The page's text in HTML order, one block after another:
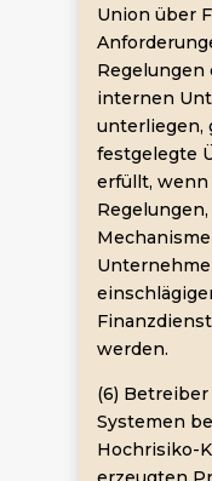
Union über
Regelungen
internen
unterliegen,
festgelegte
erfüllt,
werden.
(6)
Systemen
Hochrisiko-